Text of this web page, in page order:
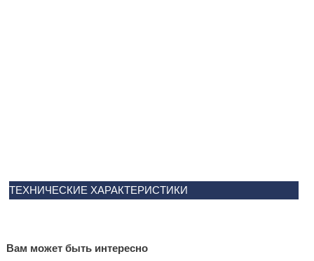
ТЕХНИЧЕСКИЕ ХАРАКТЕРИСТИКИ
Вам может быть интересно